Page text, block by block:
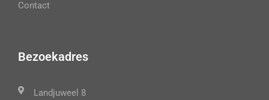
Contact
Bezoekadres
Landjuweel 8